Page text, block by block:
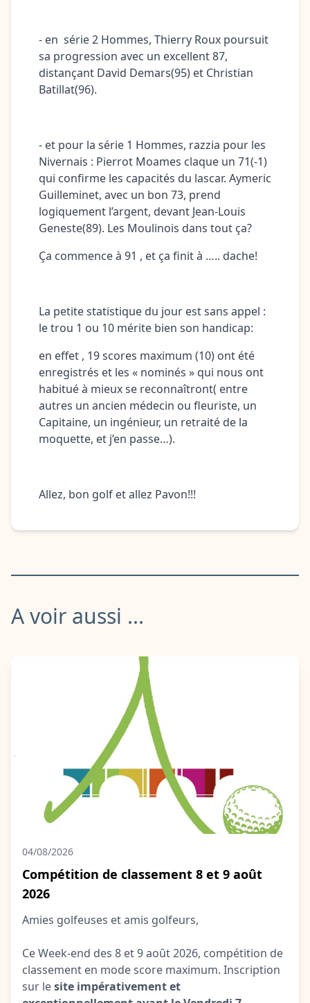
- en série 2 Hommes, Thierry Roux poursuit
sa progression avec un excellent 87,
distançant David Demars(95) et Christian
Batillat(96).
- et pour la série 1 Hommes, razzia pour les
Nivernais : Pierrot Moames claque un 71(-1)
qui confirme les capacités du lascar. Aymeric
Guilleminet, avec un bon 73, prend
logiquement l’argent, devant Jean-Louis
Geneste(89). Les Moulinois dans tout ça?
Ça commence à 91 , et ça finit à ….. dache!
La petite statistique du jour est sans appel :
le trou 1 ou 10 mérite bien son handicap:
en effet , 19 scores maximum (10) ont été
enregistrés et les « nominés » qui nous ont
habitué à mieux se reconnaîtront( entre
autres un ancien médecin ou fleuriste, un
Capitaine, un ingénieur, un retraité de la
moquette, et j’en passe…).
Allez, bon golf et allez Pavon!!!
A voir aussi ...
04/08/2026
Compétition de classement 8 et 9 août
2026
Amies golfeuses et amis golfeurs,
Ce Week-end des 8 et 9 août 2026, compétition de
classement en mode score maximum. Inscription
sur lesite impérativement et